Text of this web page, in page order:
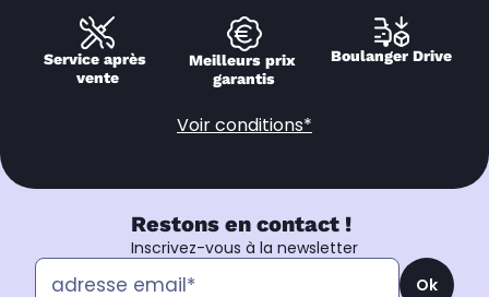
Service après
vente
Meilleurs prix
garantis
Boulanger Drive
Voir conditions*
Restons en contact !
Inscrivez-vous à la newsletter
Ok